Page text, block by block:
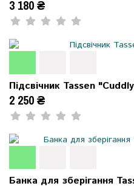
3 180 ₴
Підсвічник Tassen
2 250 ₴
Банка для зберігання